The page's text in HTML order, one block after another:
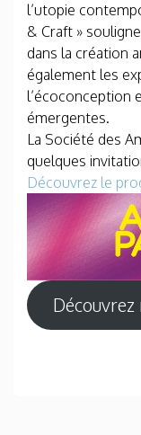
l’utopie
& Craft »
dans la création
également les
l’écoconception
émergentes.
La Société des
quelques
Découvrez le